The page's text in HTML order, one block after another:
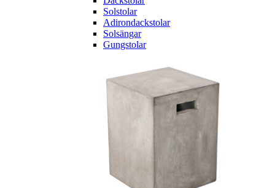
Solstolar
Adirondackstolar
Solsängar
Gungstolar